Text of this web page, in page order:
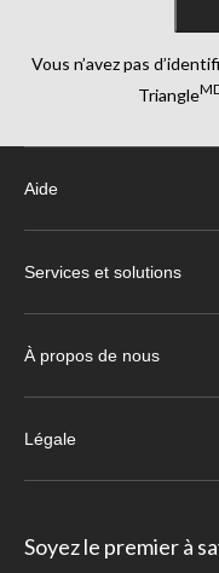
Vous n’avez pas
Triangle
Aide
Services et solutions
À propos de nous
Légale
Soyez le premier à